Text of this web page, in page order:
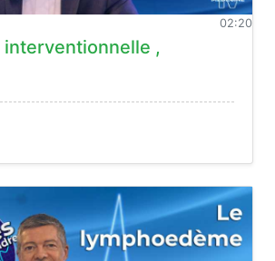
02:20
interventionnelle ,